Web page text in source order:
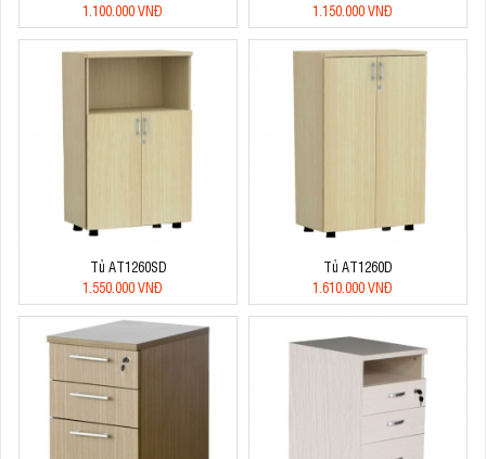
1.100.000 VNĐ 1.150.000 VNĐ
Tủ AT1260SD
1.550.000 VNĐ
Tủ AT1260D
1.610.000 VNĐ